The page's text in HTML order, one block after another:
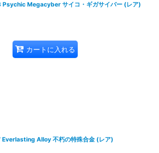
Megacyber サイコ・ギガサイバー (レア)
カートに入れる
Alloy 不朽の特殊合金 (レア)